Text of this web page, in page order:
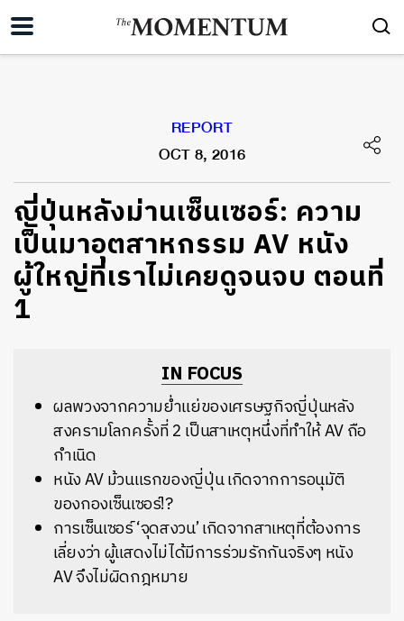
REPORT
OCT 8, 2016
ญี่ปุ่นหลังม่านเซ็นเซอร์: ความ
เป็นมาอุตสาหกรรม AV หนัง
ผู้ใหญ่ที่เราไม่เคยดูจนจบ ตอนที่
1
IN FOCUS
ผลพวงจากความย่ำแย่ของเศรษฐกิจญี่ปุ่นหลัง
สงครามโลกครั้งที่ 2 เป็นสาเหตุหนึ่งที่ทำให้ AV ถือ
กำเนิด​
หนัง AV ม้วนแรกของญี่ปุ่น เกิดจากการอนุมัติ
ของกองเซ็นเซอร์!?
การเซ็นเซอร์ ‘จุดสงวน’ เกิดจากสาเหตุที่ต้องการ
เลี่ยงว่า ผู้แสดงไม่ได้มีการร่วมรักกันจริงๆ หนัง
AV จึงไม่ผิดกฎหมาย